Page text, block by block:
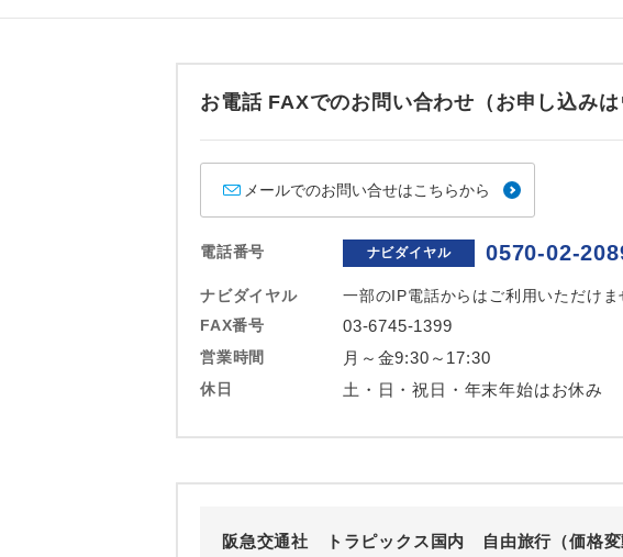
お電話 FAXでのお問い合わせ（お申し込みは
メールでのお問い合せはこちらから
電話番号 ナビダイヤル 0570-02-
ナビダイヤル
一部のIP電話からはご利用いただけま
FAX番号
03-6745-1399
営業時間 月～金9:30～17:30
休日 土・日・祝日・年末年始はお休み
阪急交通社 トラピックス国内 自由旅行（価格変
航空会社指定